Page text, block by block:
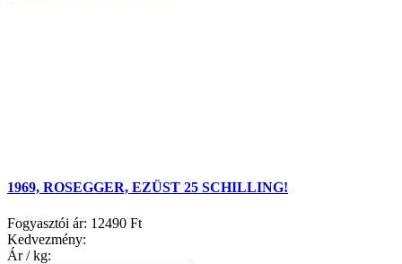
1969, ROSEGGER, EZÜST 25 SCHILLING!
Fogyasztói ár: 12490 Ft
Kedvezmény:
Ár / kg: